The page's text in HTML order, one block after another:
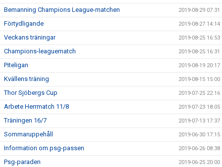
Bemanning Champions League-matchen 2019-08-29 07:31
Förtydligande 2019-08-27 14:14
Veckans träningar 2019-08-25 16:53
Champions-leaguematch 2019-08-25 16:31
Piteligan 2019-08-19 20:17
Kvällens träning 2019-08-15 15:00
Thor Sjöbergs Cup 2019-07-25 22:16
Arbete Herrmatch 11/8 2019-07-23 18:05
Träningen 16/7 2019-07-13 17:37
Sommaruppehåll 2019-06-30 17:15
Information om psg-passen 2019-06-26 08:38
Psg-paraden 2019-06-25 20:00